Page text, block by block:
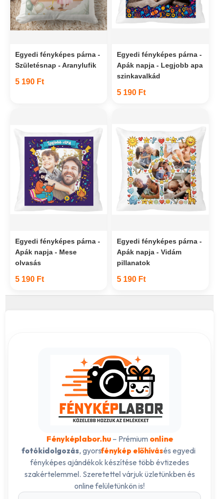
Egyedi fényképes párna -
Születésnap - Aranylufik
5 190 Ft
Egyedi fényképes párna -
Apák napja - Legjobb apa
szinkavalkád
5 190 Ft
Egyedi fényképes párna -
Apák napja - Mese
olvasás
5 190 Ft
Egyedi fényképes párna -
Apák napja - Vidám
pillanatok
5 190 Ft
Fényképlabor.hu– Prémium online
fotókidolgozás, gyorsfénykép előhívásés egyedi
fényképes ajándékok készítése több évtizedes
szakértelemmel. Szeretettel várjuk üzletünkben és
online felületünkön is!